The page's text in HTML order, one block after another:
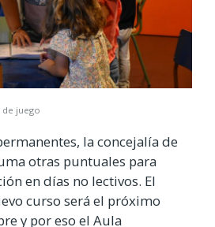
de juego
la concejalía de
otras puntuales para
en días no lectivos. El
curso será el próximo
y por eso el Aula